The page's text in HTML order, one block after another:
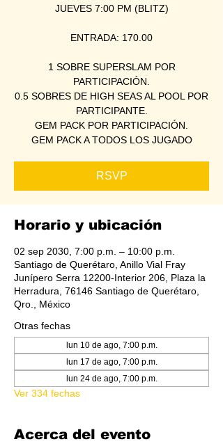
JUEVES 7:00 PM (BLITZ)
ENTRADA: 170.00
1 SOBRE SUPERSLAM POR
PARTICIPACIÓN.
0.5 SOBRES DE HIGH SEAS AL POOL POR
PARTICIPANTE.
GEM PACK POR PARTICIPACIÓN.
GEM PACK A TODOS LOS JUGADO
RSVP
Horario y ubicación
02 sep 2030, 7:00 p.m. – 10:00 p.m.
Santiago de Querétaro, Anillo Vial Fray
Junípero Serra 12200-Interior 206, Plaza la
Herradura, 76146 Santiago de Querétaro,
Qro., México
Otras fechas
lun 10 de ago, 7:00 p.m.
lun 17 de ago, 7:00 p.m.
lun 24 de ago, 7:00 p.m.
Ver 334 fechas
Acerca del evento